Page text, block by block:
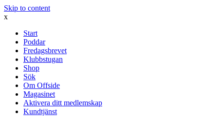
Skip to content
x
Start
Poddar
Fredagsbrevet
Klubbstugan
Shop
Sök
Om Offside
Magasinet
Aktivera ditt medlemskap
Kundtjänst